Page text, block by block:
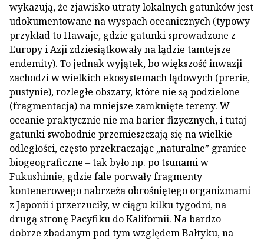
wykazują, że zjawisko utraty lokalnych gatunków jest
udokumentowane na wyspach oceanicznych (typowy
przykład to Hawaje, gdzie gatunki sprowadzone z
Europy i Azji zdziesiątkowały na lądzie tamtejsze
endemity). To jednak wyjątek, bo większość inwazji
zachodzi w wielkich ekosystemach lądowych (prerie,
pustynie), rozległe obszary, które nie są podzielone
(fragmentacja) na mniejsze zamknięte tereny. W
oceanie praktycznie nie ma barier fizycznych, i tutaj
gatunki swobodnie przemieszczają się na wielkie
odległości, często przekraczając „naturalne” granice
biogeograficzne – tak było np. po tsunami w
Fukushimie, gdzie fale porwały fragmenty
kontenerowego nabrzeża obrośniętego organizmami
z Japonii i przerzuciły, w ciągu kilku tygodni, na
drugą stronę Pacyfiku do Kalifornii. Na bardzo
dobrze zbadanym pod tym względem Bałtyku, na